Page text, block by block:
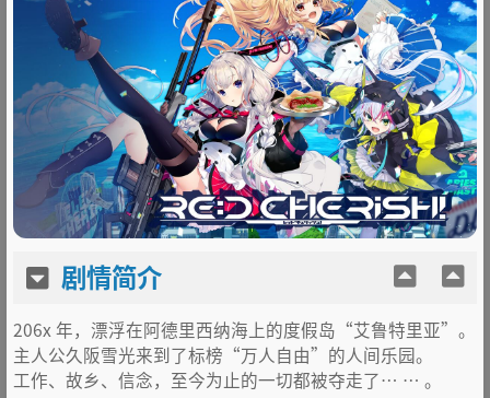
其他
剧情简介
206x 年，漂浮在阿德里西纳海上的度假岛“艾鲁特里亚”。
主人公久阪雪光来到了标榜“万人自由”的人间乐园。
工作、故乡、信念，至今为止的一切都被夺走了… … 。